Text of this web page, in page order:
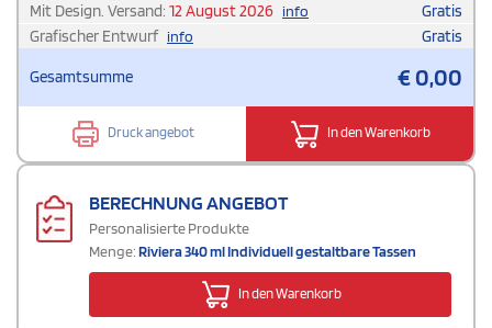
Mit Design. Versand: 12 August 2026 info
Gratis
Grafischer Entwurf info Gratis
Gesamtsumme €0,00
Druck angebot In den Warenkorb
BERECHNUNG ANGEBOT
Personalisierte Produkte
Menge:Riviera 340 ml Individuell gestaltbare Tassen
In den Warenkorb